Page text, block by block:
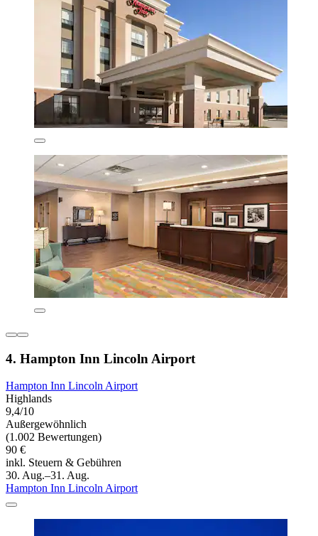
4. Hampton Inn Lincoln Airport
Hampton Inn Lincoln Airport
Highlands
9,4/10
Außergewöhnlich
(1.002 Bewertungen)
90 €
inkl. Steuern & Gebühren
30. Aug.–31. Aug.
Hampton Inn Lincoln Airport